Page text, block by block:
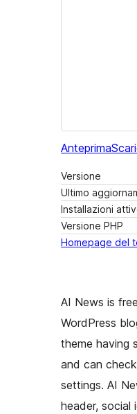
Anteprima
Versione
Ultimo
Installazioni
Versione PHP
Homepage del
AI News is
WordPress
theme having
and can
settings. AI
header, social